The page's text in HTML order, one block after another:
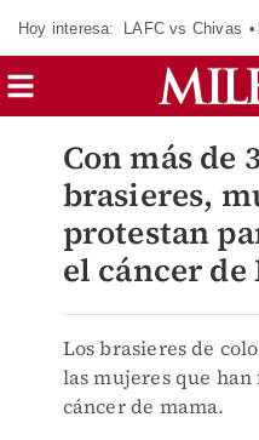
Hoy interesa: LAFC vs Chivas
Con más de
brasieres,
protestan
el cáncer de
Los brasieres de
las mujeres que
cáncer de mama.